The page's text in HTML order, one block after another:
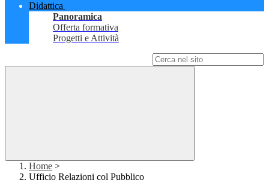
Didattica
Panoramica
Offerta formativa
Progetti e Attività
Home >
Ufficio Relazioni col Pubblico